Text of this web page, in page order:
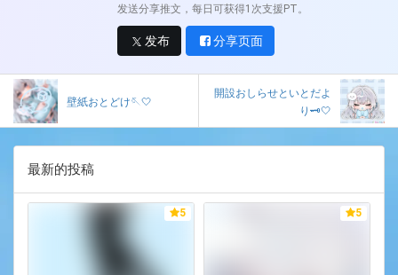
发送分享推文，每日可获得1次支援PT。
发布 分享页面
壁紙おとどけ🪡🤍
開設おしらせといとだよ
り🗝‎🤍
最新的投稿
5 5